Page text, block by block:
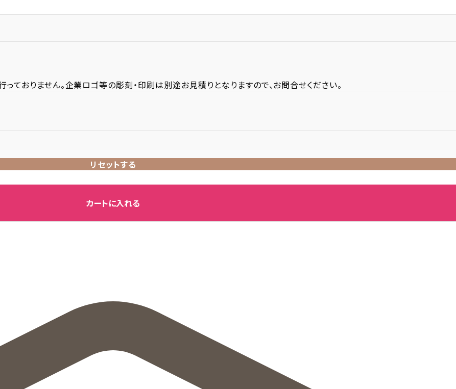
おりません。企業ロゴ等の彫刻・印刷は別途お見積りとなりますので、お問合せください。
リセットする
カートに入れる